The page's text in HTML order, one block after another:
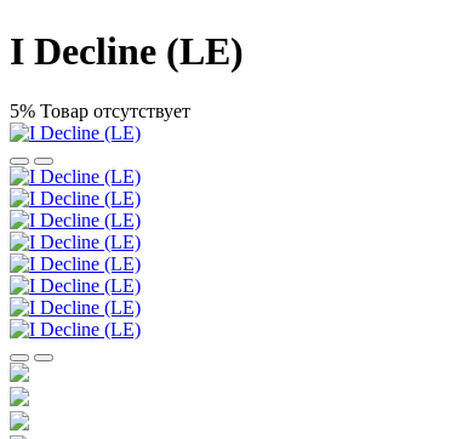
I Decline (LE)
5% Товар отсутствует